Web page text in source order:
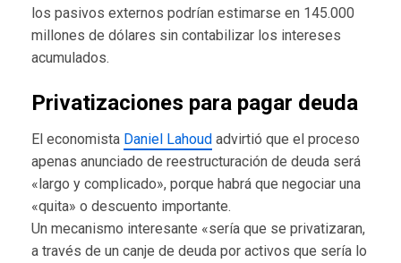
los pasivos externos podrían estimarse en 145.000
millones de dólares sin contabilizar los intereses
acumulados.
Privatizaciones para pagar deuda
El economista Daniel Lahoud advirtió que el proceso
apenas anunciado de reestructuración de deuda será
«largo y complicado», porque habrá que negociar una
«quita» o descuento importante.
Un mecanismo interesante «sería que se privatizaran,
a través de un canje de deuda por activos que sería lo